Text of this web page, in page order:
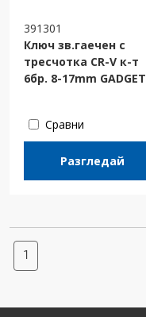
391301
Ключ зв.гаечен с
тресчотка CR-V к-т
6бр. 8-17mm GADGET
Сравни
Разгледай
1